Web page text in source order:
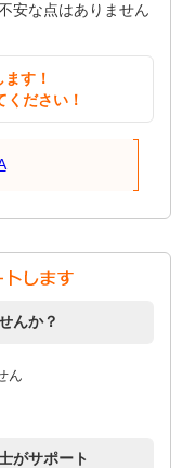
安な点はありません
す！
ださい！
んか？
ん
がサポート